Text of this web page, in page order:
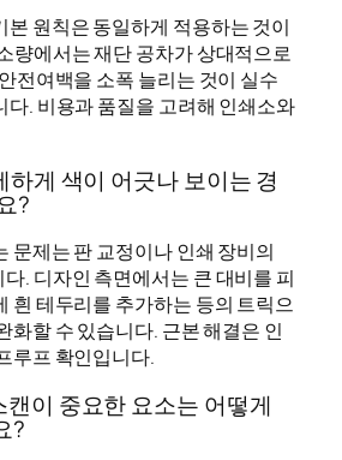
본 원칙은 동일하게 적용하는 것이
량에서는 재단 공차가 상대적으로
전여백을 소폭 늘리는 것이 실수
다. 비용과 품질을 고려해 인쇄소와
하게 색이 어긋나 보이는 경
?
문제는 판 교정이나 인쇄 장비의
. 디자인 측면에서는 큰 대비를 피
흰 테두리를 추가하는 등의 트릭으
화할 수 있습니다. 근본 해결은 인
루프 확인입니다.
이 중요한 요소는 어떻게
?